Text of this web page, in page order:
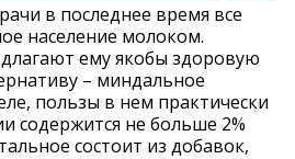
в последнее время все
население молоком.
ему якобы здоровую
– миндальное
пользы в нем практически
содержится не больше 2%
состоит из добавок,